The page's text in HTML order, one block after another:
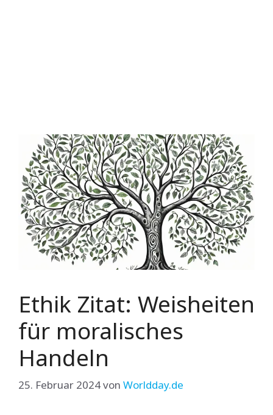
Ethik Zitat: Weisheiten
für moralisches
Handeln
25. Februar 2024von Worldday.de